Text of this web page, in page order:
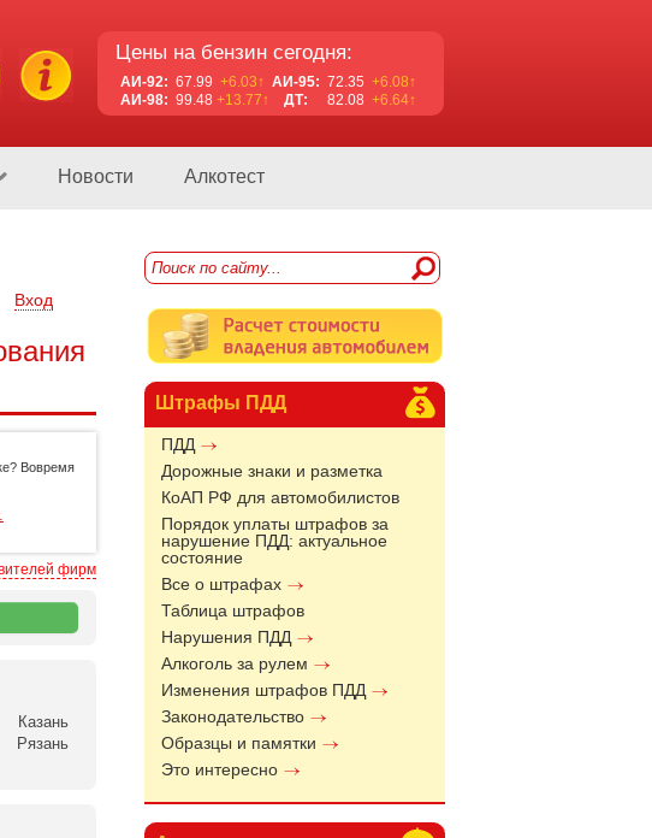
Цены на бензин сегодня:
АИ-92: 67.99 +6.03↑ АИ-95: 72.35 +6.08↑
АИ-98: 99.48 +13.77↑ ДТ: 82.08 +6.64↑
Новости Алкотест
Штрафы ПДД
ПДД
Дорожные знаки и разметка
КоАП РФ для автомобилистов
Порядок уплаты штрафов за
нарушение ПДД: актуальное
состояние
Все о штрафах
Таблица штрафов
Нарушения ПДД
Алкоголь за рулем
Изменения штрафов ПДД
Законодательство
Образцы и памятки
Это интересно
Вход
Вовремя
фирм
Казань
Рязань